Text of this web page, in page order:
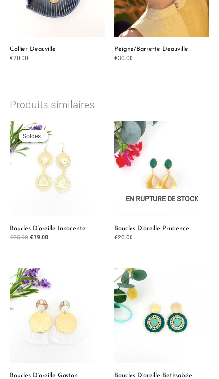
Collier Deauville
€20.00
Peigne/Barrette Deauville
€30.00
Produits similaires
Soldes !
Soldes !
Boucles D’oreille Innocente
€25.00
Le
prix
initial
était :
€25.00.
€19.00
actuel
est :
€19.00.
EN RUPTURE DE STOCK
Boucles D’oreille Prudence
€20.00
Boucles D’oreille Gaston Boucles D’oreille Bethsabée